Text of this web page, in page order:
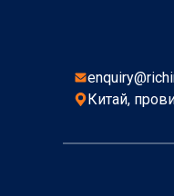
Китай,